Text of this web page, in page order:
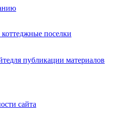
коттеджные поселки
для публикации материалов
сайта